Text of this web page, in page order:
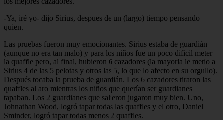
-Ya, iré yo- dijo Sirius, despues de un (largo) tiempo pensando
quien.
Las pruebas fueron muy emocionantes. Sirius estaba de guardián
(aunque no era tan malo) y para los niños fue un poco dificil meter
la quaffle pero, al final, hubieron 6 cazadores (la mayoría le metio a
Sirius 4 de las 5 pelotas y otros las 5, lo que lo afecto en su orgullo).
Después tocaba la prueba de guardián. Los 6 cazadores tiraron las
quaffles al aro mientras los niños que querían ser guardianes
tapaban. Los 2 guardianes que salieron jugaron muy bien. Uno,
Johnathan Wood, logró tapar todas las quaffles y el otro, Daniel
Sminder, logró tapar todas menos 2 quaffles.